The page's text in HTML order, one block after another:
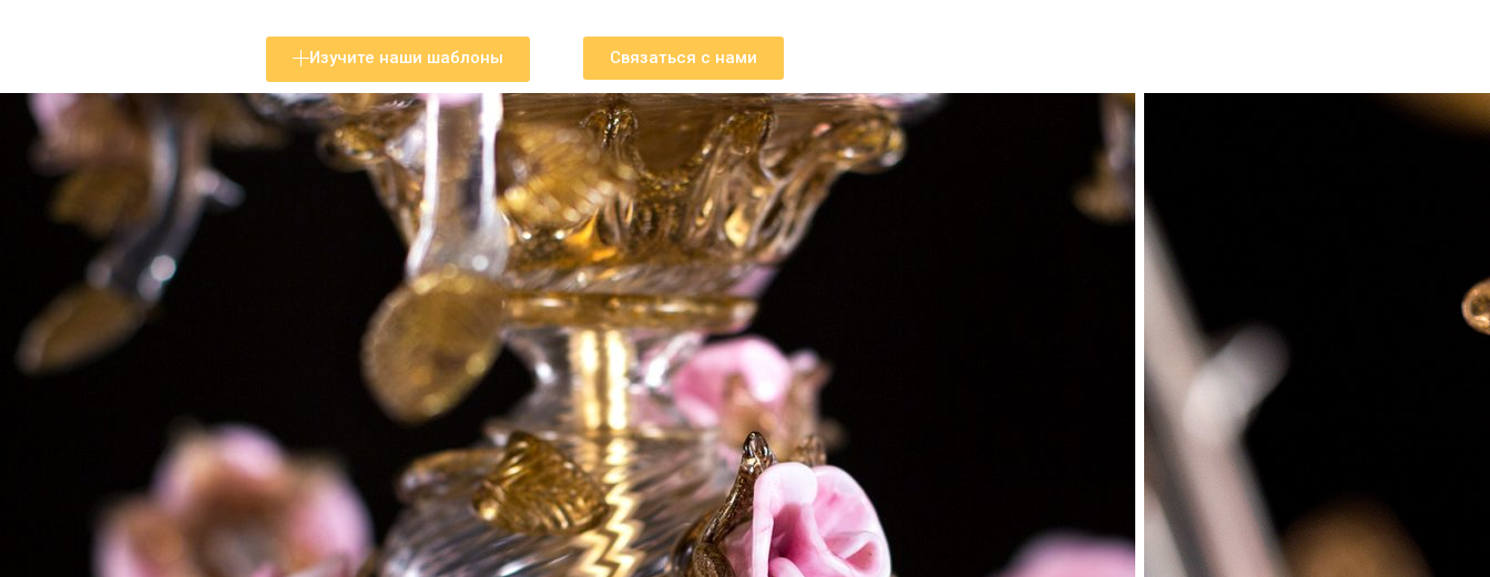
Изучите наши шаблоны Связаться с нами